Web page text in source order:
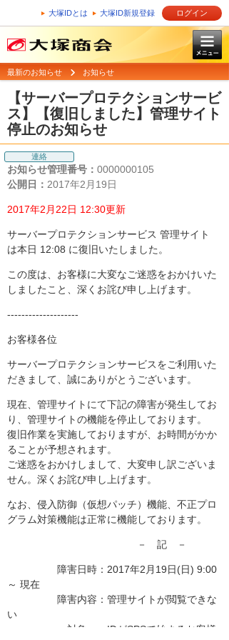
大塚IDとは 大塚ID新規登録 ログイン
最新のお知らせ お知らせ
【サーバープロテクションサービ
ス】【復旧しました】管理サイト
停止のお知らせ
連絡
お知らせ管理番号： 0000000105
公開日： 2017年2月19日
2017年2月22日 12:30更新
サーバープロテクションサービス 管理サイト
は本日 12:08 に復旧いたしました。
この度は、お客様に大変なご迷惑をおかけいた
しましたこと、深くお詫び申し上げます。
--------------------
お客様各位
サーバープロテクションサービスをご利用いた
だきまして、誠にありがとうございます。
現在、管理サイトにて下記の障害が発生してお
り、管理サイトの機能を停止しております。
復旧作業を実施しておりますが、お時間がかか
ることが予想されます。
ご迷惑をおかけしまして、大変申し訳ございま
せん。深くお詫び申し上げます。
なお、侵入防御（仮想パッチ）機能、不正プロ
グラム対策機能は正常に機能しております。
－ 記 －
障害日時：2017年2月19日(日) 9:00
～ 現在
障害内容：管理サイトが閲覧できな
い
対象 ：IDがSPSで始まるお客様